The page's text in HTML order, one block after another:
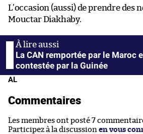
L’occasion (aussi) de prendre des
Mouctar Diakhaby.
La CAN remportée par le Maroc
contestée par la Guinée
AL
Commentaires
Les membres ont posté 7
Participez à la discussion en vous